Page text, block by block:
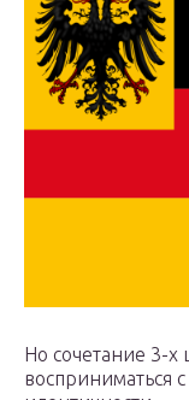
Но сочетание 3-х
восприниматься